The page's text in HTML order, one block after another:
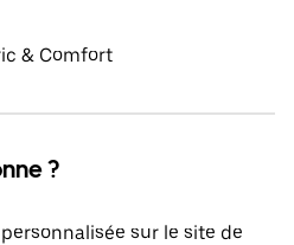
& Comfort
?
sur le site de